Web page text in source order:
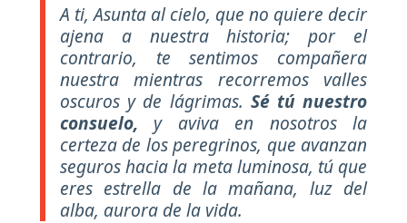
A ti, Asunta al cielo, que no quiere decir
ajena a nuestra historia; por el
contrario, te sentimos compañera
nuestra mientras recorremos valles
oscuros y de lágrimas. Sé tú nuestro
consuelo, y aviva en nosotros la
certeza de los peregrinos, que avanzan
seguros hacia la meta luminosa, tú que
eres estrella de la mañana, luz del
alba, aurora de la vida.